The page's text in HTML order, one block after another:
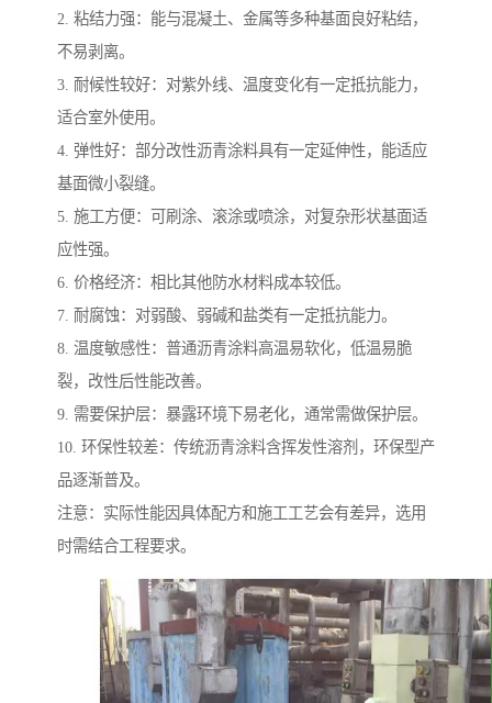
2. 粘结力强：能与混凝土、金属等多种基面良好粘结，
不易剥离。
3. 耐候性较好：对紫外线、温度变化有一定抵抗能力，
适合室外使用。
4. 弹性好：部分改性沥青涂料具有一定延伸性，能适应
基面微小裂缝。
5. 施工方便：可刷涂、滚涂或喷涂，对复杂形状基面适
应性强。
6. 价格经济：相比其他防水材料成本较低。
7. 耐腐蚀：对弱酸、弱碱和盐类有一定抵抗能力。
8. 温度敏感性：普通沥青涂料高温易软化，低温易脆
裂，改性后性能改善。
9. 需要保护层：暴露环境下易老化，通常需做保护层。
10. 环保性较差：传统沥青涂料含挥发性溶剂，环保型产
品逐渐普及。
注意：实际性能因具体配方和施工工艺会有差异，选用
时需结合工程要求。